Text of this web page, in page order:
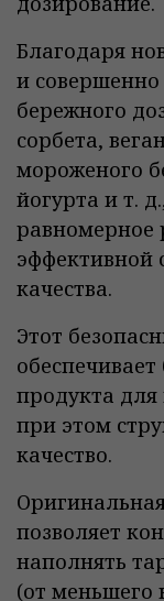
Благодаря
и
бережного
сорбета,
мороженого
йогурта и т.
равномерное
эффективной
качества.
Этот
продукта
при этом
качество.
позволяет
наполнять
(от меньшего